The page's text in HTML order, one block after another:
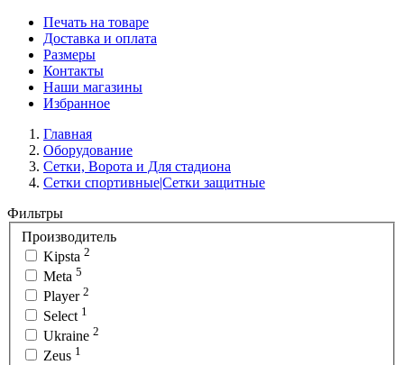
Печать на товаре
Доставка и оплата
Размеры
Контакты
Наши магазины
Избранное
Главная
Оборудование
Сетки, Ворота и Для стадиона
Сетки спортивные|Сетки защитные
Фильтры
Производитель
Kipsta 2
Meta 5
Player 2
Select 1
Ukraine 2
Zeus 1